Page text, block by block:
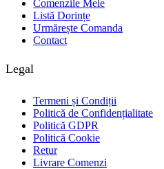
Comenzile Mele
Listă Dorințe
Urmărește Comanda
Contact
Legal
Termeni și Condiții
Politică de Confidențialitate
Politică GDPR
Politică Cookie
Retur
Livrare Comenzi